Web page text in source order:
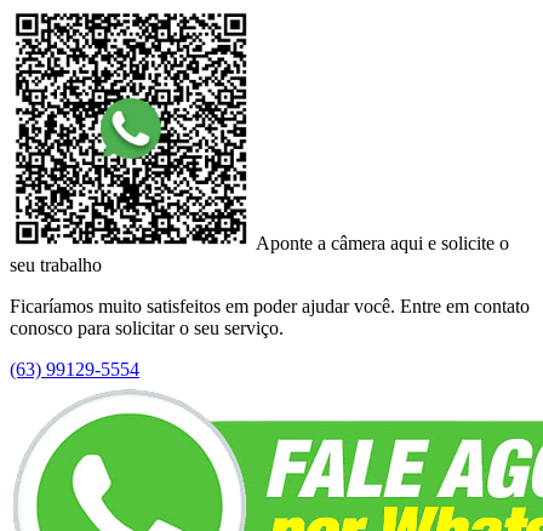
Aponte a câmera aqui e solicite o
seu trabalho
Ficaríamos muito satisfeitos em poder ajudar você. Entre em contato
conosco para solicitar o seu serviço.
(63) 99129-5554